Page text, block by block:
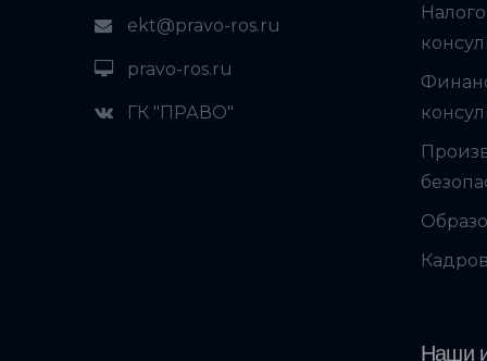
ekt@pravo-ros.ru
pravo-ros.ru
ГК "ПРАВО"
Наши